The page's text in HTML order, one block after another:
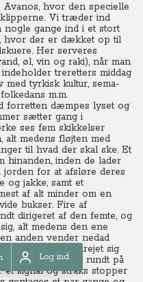
Log ind
Log ind
hvor den specielle
Vi træder ind
gange ind i et stort
hvor der er dækket op til
Her serveres
øl, vin og raki), når man
treretters middag
med tyrkisk kultur, sema-
m.m.
forretten dæmpes lyset og
sætter gang i
ses fem skikkelser
alt medens fløjten med
til hvad der skal ske. Et
hinanden, inden de lader
jorden for at afsløre deres
og jakke, samt et
af alt minder om en
bukser. Fire af
dirigeret af den femte, og
alt medens den ene
anden vender nedad
har alle drejet sig
Nu hvirvler de rundt på
et signal og straks stopper